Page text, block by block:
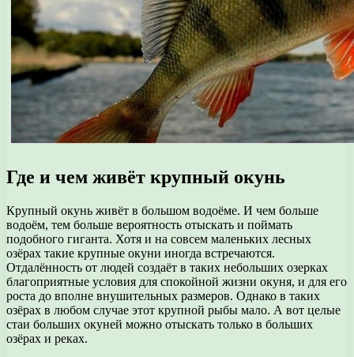
Где и чем живёт крупный окунь
Крупный окунь живёт в большом водоёме. И чем больше
водоём, тем больше вероятность отыскать и поймать
подобного гиганта. Хотя и на совсем маленьких лесных
озёрах такие крупные окуни иногда встречаются.
Отдалённость от людей создаёт в таких небольших озерках
благоприятные условия для спокойной жизни окуня, и для его
роста до вполне внушительных размеров. Однако в таких
озёрах в любом случае этот крупной рыбы мало. А вот целые
стаи больших окуней можно отыскать только в больших
озёрах и реках.